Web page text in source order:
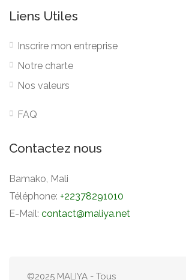
Liens Utiles
Inscrire mon entreprise
Notre charte
Nos valeurs
FAQ
Contactez nous
Bamako, Mali
Téléphone: +22378291010
E-Mail: contact@maliya.net
©2025 MALIYA - Tous